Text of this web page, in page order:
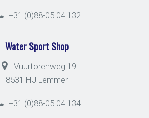
+31 (0)88-05 04 132
Water Sport Shop
Vuurtorenweg 19
8531 HJ Lemmer
+31 (0)88-05 04 134